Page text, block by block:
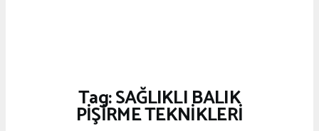
Tag: SAĞLIKLI BALIK
PİŞİRME TEKNİKLERİ